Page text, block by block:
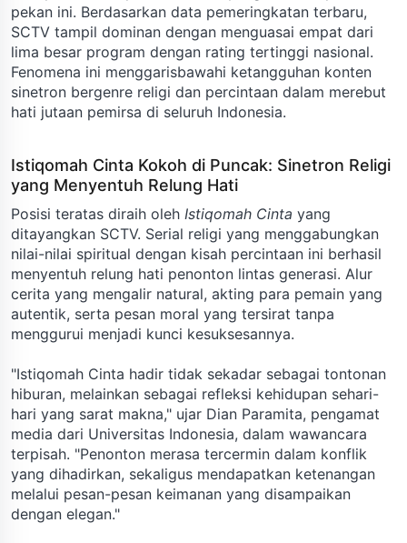
pekan ini. Berdasarkan data pemeringkatan terbaru,
SCTV tampil dominan dengan menguasai empat dari
lima besar program dengan rating tertinggi nasional.
Fenomena ini menggarisbawahi ketangguhan konten
sinetron bergenre religi dan percintaan dalam merebut
hati jutaan pemirsa di seluruh Indonesia.
Istiqomah Cinta Kokoh di Puncak: Sinetron Religi
yang Menyentuh Relung Hati
Posisi teratas diraih oleh Istiqomah Cinta yang
ditayangkan SCTV. Serial religi yang menggabungkan
nilai-nilai spiritual dengan kisah percintaan ini berhasil
menyentuh relung hati penonton lintas generasi. Alur
cerita yang mengalir natural, akting para pemain yang
autentik, serta pesan moral yang tersirat tanpa
menggurui menjadi kunci kesuksesannya.
"Istiqomah Cinta hadir tidak sekadar sebagai tontonan
hiburan, melainkan sebagai refleksi kehidupan sehari-
hari yang sarat makna," ujar Dian Paramita, pengamat
media dari Universitas Indonesia, dalam wawancara
terpisah. "Penonton merasa tercermin dalam konflik
yang dihadirkan, sekaligus mendapatkan ketenangan
melalui pesan-pesan keimanan yang disampaikan
dengan elegan."